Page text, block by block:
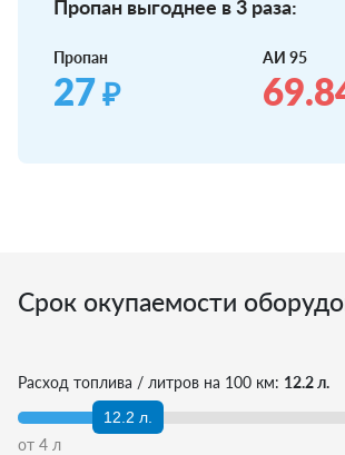
Пропан выгоднее в 3 раза:
Пропан
27₽
АИ 95
Срок окупаемости
Расход топлива / литров на 100 км: 12.2 л.
12.2 л.
от 4 л